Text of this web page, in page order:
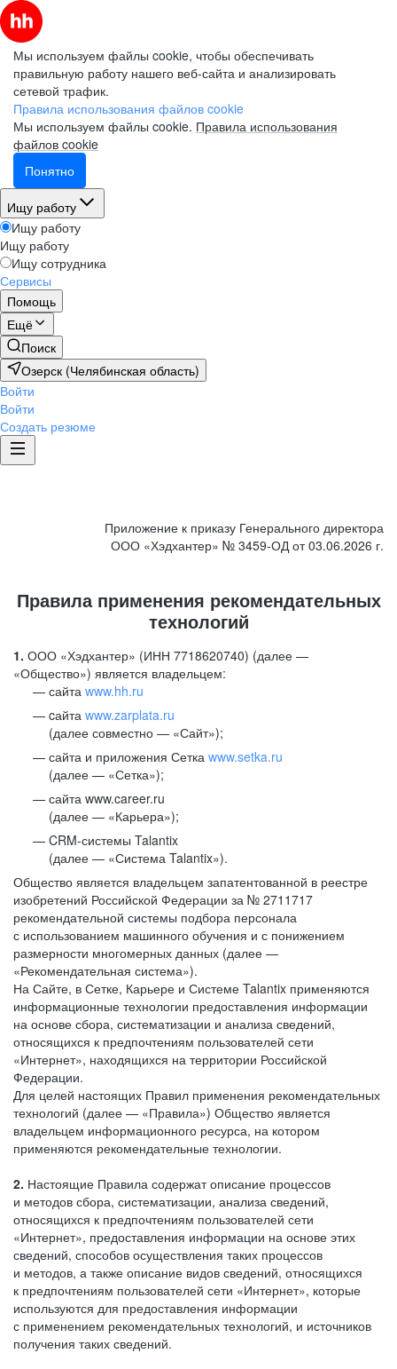
Мы используем файлы cookie, чтобы обеспечивать
правильную работу нашего веб-сайта и анализировать
сетевой трафик.
Правила использования файлов cookie
Мы используем файлы cookie. Правила использования
файлов cookie
Понятно
Ищу работу
Ищу работу
Ищу работу
Ищу сотрудника
Сервисы
Помощь
Ещё
Поиск
Озерск (Челябинская область)
Войти
Войти
Создать резюме
Приложение к приказу Генерального директора
ООО «Хэдхантер» № 3459-ОД от 03.06.2026 г.
Правила применения рекомендательных
технологий
1. ООО «Хэдхантер» (ИНН 7718620740) (далее —
«Общество») является владельцем:
сайта www.hh.ru
cайта www.zarplata.ru
(далее совместно — «Сайт»);
сайта и приложения Сетка www.setka.ru
(далее — «Сетка»);
сайта www.career.ru
(далее — «Карьера»);
CRM-системы Talantix
(далее — «Система Talantix»).
Общество является владельцем запатентованной в реестре
изобретений Российской Федерации за № 2711717
рекомендательной системы подбора персонала
с использованием машинного обучения и с понижением
размерности многомерных данных (далее —
«Рекомендательная система»).
На Сайте, в Сетке, Карьере и Системе Talantix применяются
информационные технологии предоставления информации
на основе сбора, систематизации и анализа сведений,
относящихся к предпочтениям пользователей сети
«Интернет», находящихся на территории Российской
Федерации.
Для целей настоящих Правил применения рекомендательных
технологий (далее — «Правила») Общество является
владельцем информационного ресурса, на котором
применяются рекомендательные технологии.
2. Настоящие Правила содержат описание процессов
и методов сбора, систематизации, анализа сведений,
относящихся к предпочтениям пользователей сети
«Интернет», предоставления информации на основе этих
сведений, способов осуществления таких процессов
и методов, а также описание видов сведений, относящихся
к предпочтениям пользователей сети «Интернет», которые
используются для предоставления информации
с применением рекомендательных технологий, и источников
получения таких сведений.